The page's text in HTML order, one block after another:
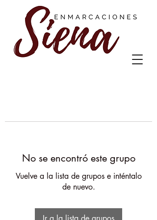
No se encontró este grupo
Vuelve a la lista de grupos e inténtalo
de nuevo.